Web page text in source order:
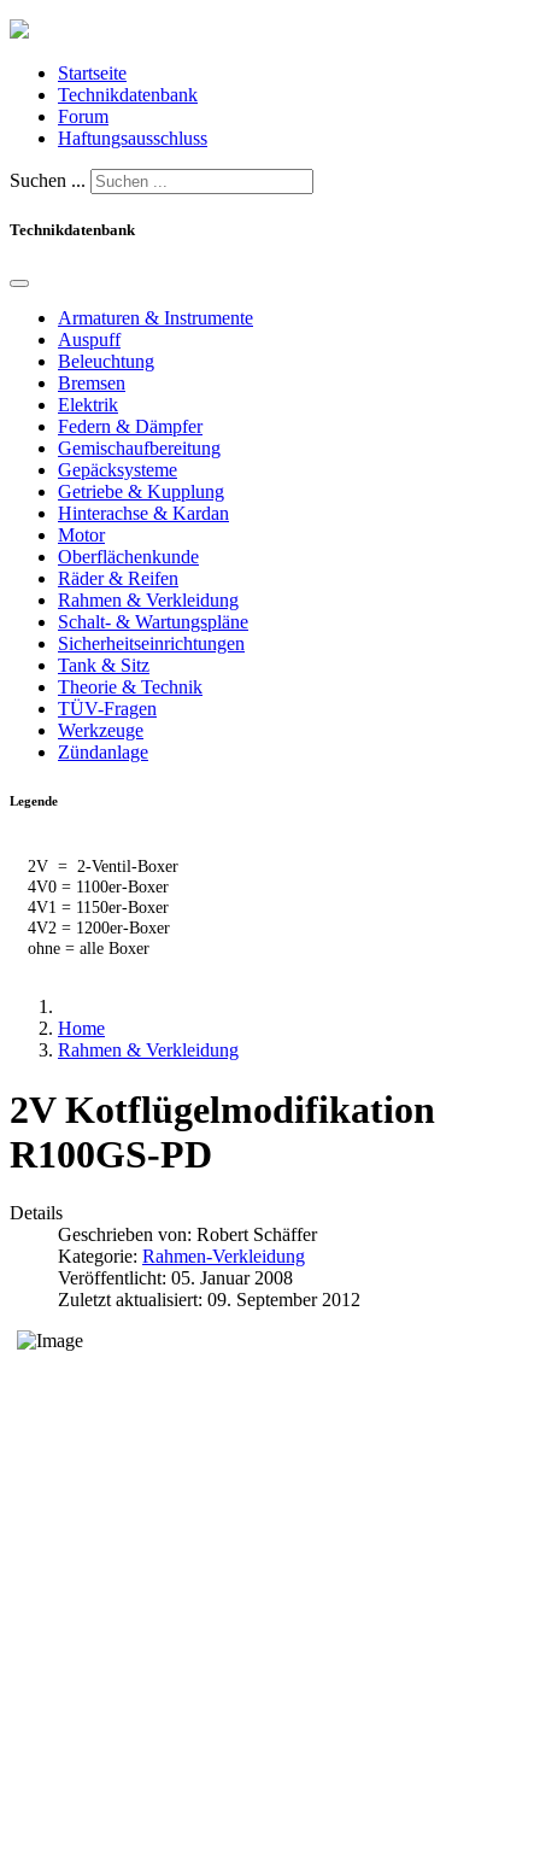
Startseite
Technikdatenbank
Forum
Haftungsausschluss
Suchen ...
Technikdatenbank
Armaturen & Instrumente
Auspuff
Beleuchtung
Bremsen
Elektrik
Federn & Dämpfer
Gemischaufbereitung
Gepäcksysteme
Getriebe & Kupplung
Hinterachse & Kardan
Motor
Oberflächenkunde
Räder & Reifen
Rahmen & Verkleidung
Schalt- & Wartungspläne
Sicherheitseinrichtungen
Tank & Sitz
Theorie & Technik
TÜV-Fragen
Werkzeuge
Zündanlage
Legende
2V = 2-Ventil-Boxer
4V0 = 1100er-Boxer
4V1 = 1150er-Boxer
4V2 = 1200er-Boxer
ohne = alle Boxer
Home
Rahmen & Verkleidung
2V Kotflügelmodifikation
R100GS-PD
Details
Geschrieben von: Robert Schäffer
Kategorie: Rahmen-Verkleidung
Veröffentlicht: 05. Januar 2008
Zuletzt aktualisiert: 09. September 2012